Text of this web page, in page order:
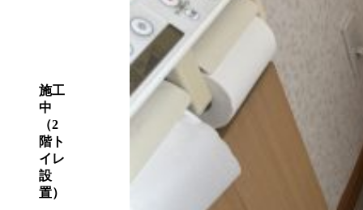
施工
中
（2
階ト
イレ
設
置）